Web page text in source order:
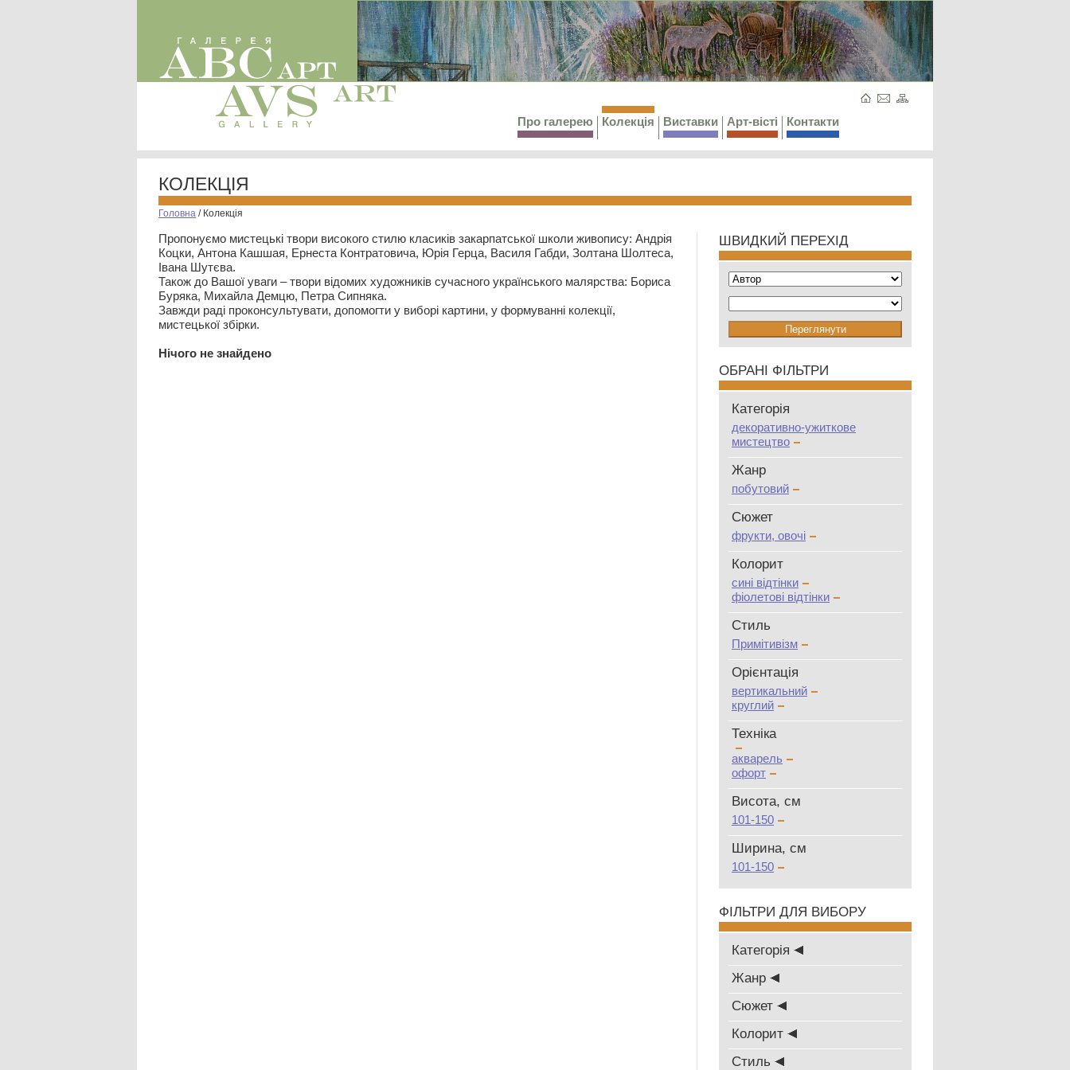
Про галерею Колекція Виставки Арт-вісті Контакти
КОЛЕКЦІЯ
Головна / Колекція
Пропонуємо мистецькі твори високого стилю класиків закарпатської школи живопису: Андрія
Коцки, Антона Кашшая, Ернеста Контратовича, Юрія Герца, Василя Габди, Золтана Шолтеса,
Івана Шутєва.
Також до Вашої уваги – твори відомих художників сучасного українського малярства: Бориса
Буряка, Михайла Демцю, Петра Сипняка.
Завжди раді проконсультувати, допомогти у виборі картини, у формуванні колекції,
мистецької збірки.
Нiчого не знайдено
ШВИДКИЙ ПЕРЕХІД
ОБРАНІ ФІЛЬТРИ
Категорія
декоративно-ужиткове
мистецтво
Жанр
побутовий
Сюжет
фрукти, овочі
Колорит
сині відтінки
фіолетові відтінки
Стиль
Примітивізм
Oрієнтація
вертикальний
круглий
Техніка
акварель
офорт
Висота, см
101-150
Ширина, см
101-150
ФІЛЬТРИ ДЛЯ ВИБОРУ
Категорія
Жанр
Сюжет
Колорит
Стиль